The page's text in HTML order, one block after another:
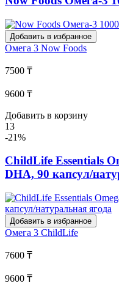
Добавить в избранное
Омега 3 Now Foods
7500 ₸
9600 ₸
Добавить в корзину
13
-21%
ChildLife Essentials
DHA, 90 капсул/
Добавить в избранное
Омега 3 ChildLife
7600 ₸
9600 ₸